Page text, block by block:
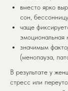
вместо ярко
сон,
чаще
эмоциональная
значимым
(менопауза,
В результате у
стресс или